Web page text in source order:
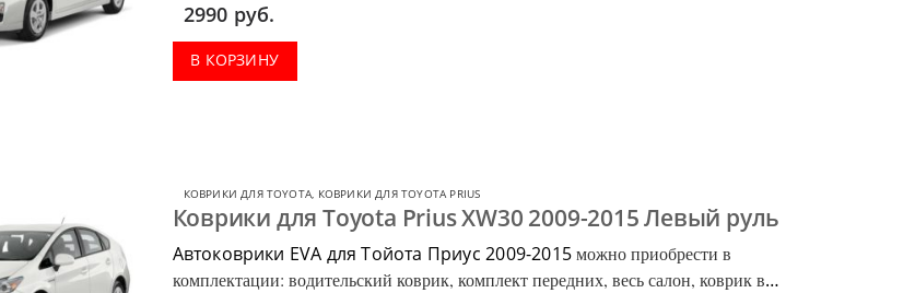
2990 руб.
В КОРЗИНУ
КОВРИКИ ДЛЯ TOYOTA, КОВРИКИ ДЛЯ TOYOTA PRIUS
Коврики для Toyota Prius XW30 2009-2015 Левый руль
Автоковрики EVA для Тойота Приус 2009-2015можно приобрести в
комплектации: водительский коврик, комплект передних, весь салон, коврик в